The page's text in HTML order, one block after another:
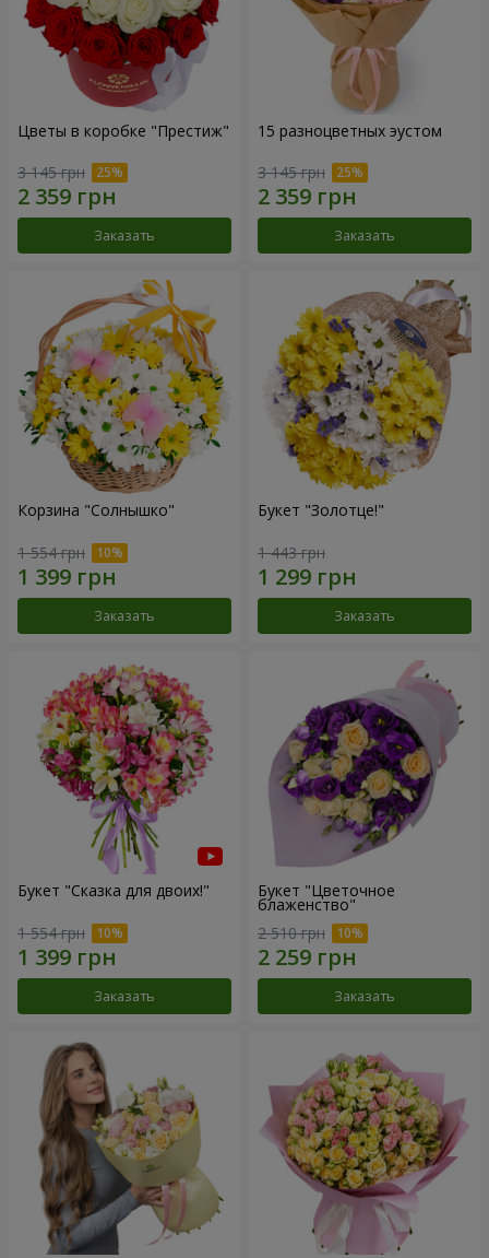
Цветы в коробке "Престиж"
3 145 грн
Заказать
15 разноцветных эустом
3 145 грн
Заказать
Корзина "Солнышко"
1 554 грн
Заказать
Букет "Золотце!"
1 443 грн
Заказать
Букет "Сказка для двоих!"
1 554 грн
Заказать
Букет "Цветочное
блаженство"
2 510 грн
Заказать